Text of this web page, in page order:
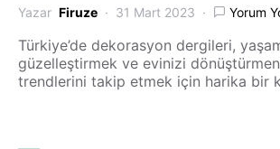
Yazar Firuze 31 Mart 2023 Yorum
Türkiye’de dekorasyon dergileri, yaşam
güzelleştirmek ve evinizi
trendlerini takip etmek için harika bir